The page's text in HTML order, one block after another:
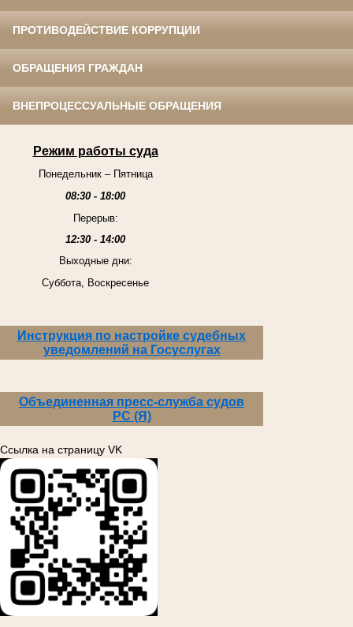
ПРОТИВОДЕЙСТВИЕ КОРРУПЦИИ
ОБРАЩЕНИЯ ГРАЖДАН
ВНЕПРОЦЕССУАЛЬНЫЕ ОБРАЩЕНИЯ
Режим работы суда
Понедельник – Пятница
08:30 - 18:00
Перерыв:
12:30 - 14:00
Выходные дни:
Суббота, Воскресенье
Инструкция по настройке судебных
уведомлений на Госуслугах
Объединенная пресс-служба судов
РС (Я)
Ссылка на страницу VK